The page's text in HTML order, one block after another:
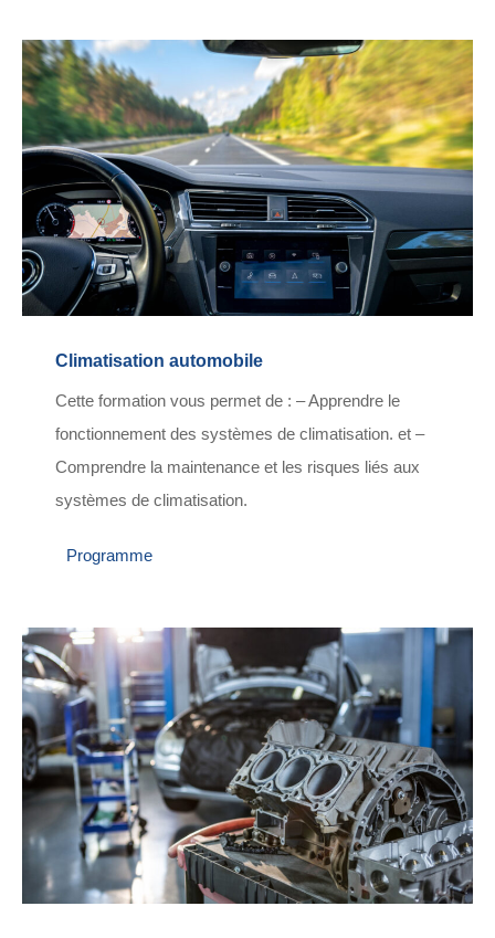
Climatisation automobile
Cette formation vous permet de : – Apprendre le
fonctionnement des systèmes de climatisation. et –
Comprendre la maintenance et les risques liés aux
systèmes de climatisation.
Programme